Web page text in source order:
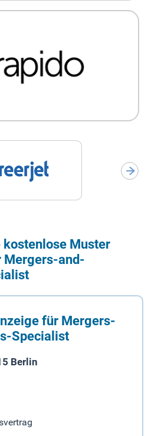
kostenlose Muster
Mergers-and-
für Mergers-
Specialist
Berlin